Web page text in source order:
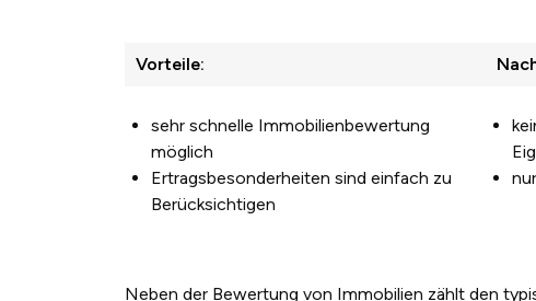
Vorteile:
sehr schnelle Immobilienbewertung
möglich
Ertragsbesonderheiten sind einfach zu
Berücksichtigen
Neben der Bewertung von Immobilien zählt den